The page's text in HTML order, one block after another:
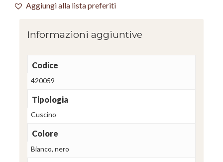
Aggiungi alla lista preferiti
Informazioni aggiuntive
Codice
420059
Tipologia
Cuscino
Colore
Bianco, nero